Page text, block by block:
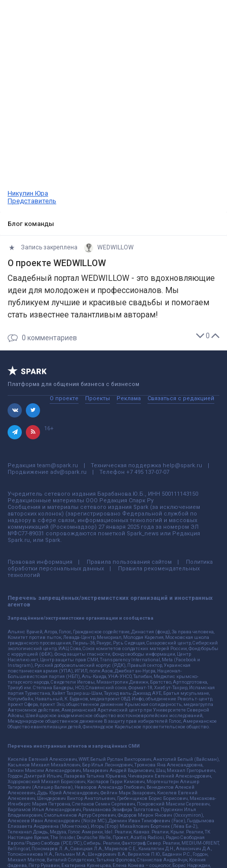
Никулин Юра
Представитель
Блог команды
Запись закреплена WEDWILLOW
О проекте WEDWILLOW
Свадебный портал WEDWILLOW - это вдохновляющие
идеи для молодожен и профессионалов. Мы
публикуем лучшие и красивые свадьбы и помогаем
стать известнее талантливым авторам!
0
0 комментариев
Платформа для общения бизнеса с бизнесом
О проекте Проекты Реклама Связаться с редакцией
16+
Редакция team@spark.ru Техническая поддержка help@spark.ru
Продвижение adv@spark.ru Телефон +7 495 137-07-07
Учредитель сетевого издания Барабанова.Ю.Б., ИНН 500111143150
Редакционные материалы ООО Редакция Спарк Ру
Сообщения и материалы сетевого издания Spark (за исключением
авторских колонок) (зарегистрировано Федеральной службой по
надзору в сфере связи, информационных технологий и массовых
коммуникаций (Роскомнадзор) 27 января 2025 года за номером ЭЛ
№ФС77-89031 сопровождаются пометкой Spark_news или Редакция
Spark.ru, или Spark.
Правовая информация Правила пользования сайтом
Политика
обработки персональных данных
Правила рекомендательных
технологий
Перечень запрещённых/экстремистских организаций и иностранных
агентов
Запрещённые/экстремистские организации и сообщества
Альянс Врачей, Агора, Голос, Гражданское содействие, Династия (фонд), За права человека,
Комитет против пыток, Левада-Центр, Мемориал, Молодая Карелия, Московская школа
гражданского просвещения, Пермь-36, Ракурс, Русь Сидящая, Сахаровский центр, Сибирский
экологический центр, ИАЦ Сова, Союз комитетов солдатских матерей России, Фонд борьбы
с коррупцией (ФБК), Фонд защиты гласности, Фонд свободы информации, Центр
Насилию.нет, Центр защиты прав СМИ, Transparency International, Meta (Facebook и
Instagram), Русский добровольческий корпус (РДК), Правый сектор, Украинская
повстанческая армия (УПА), ИГИЛ, полк Азов, Джебхат ан-Нусра, Национал-
Большевистская партия (НБП), Аль-Каида, УНА-УНСО, Талибан, Меджлис крымско-
татарского народа, Свидетели Иеговы, Мизантропик Дивижн, Братство, Артподготовка,
Тризуб им. Степана Бандеры, НСО, Славянский союз, Формат-18, Хизб ут-Тахрир, Исламская
партия Туркестана, Хайят Тахрир аш-Шам, Таухид валь-Джихад, АУЕ, Братья мусульмане,
Колумбайн, Навальный, К. Буданов, медиапроект ОВД-Инфо, объединение Револьт-центр,
проект Сфера, проект Эхо, общественное движение Крымская солидарность, медиагруппа
Автономное действие, Американский Арктический центр при Университете Северной
Айовы, Швейцарское академическое общество восточноевропейских исследований,
Международное общественное движение В защиту прав избирателей Голос, Американское
Общество евангелизации детей, Финляндское Карельское просветительское общество.
Перечень иностранных агентов и запрещённых СМИ
Киселёв Евгений Алекссевич, WWF, Белый Руслан Викторович, Анатолий Белый (Вайсман),
Касьянов Михаил Михайлович, Бер Илья Леонидович, Троянова Яна Александровна,
Галкин Максим Александрович, Макаревич Андрей Вадимович, Шац Михаил Григорьевич,
Гордон Дмитрий Ильич, Лазарева Татьяна Юрьевна, Чичваркин Евгений Александрович,
Ходорковский Михаил Борисович, Каспаров Гарри Кимович, Моргенштерн Алишер
Тагирович (Алишер Валеев), Невзоров Александр Глебович, Венедиктов Алексей
Алексеевич, Дудь Юрий Александрович, Фейгин Марк Захарович, Киселев Евгений
Алексеевич, Шендерович Виктор Анатольевич, Гребенщиков Борис Борисович, Максакова-
Игенбергс Мария Петровна, Слепаков Семен Сергеевич, Покровский Максим Сергеевич,
Варламов Илья Александрович, Рамазанова Земфира Талгатовна, Прусикин Илья
Владимирович, Смольянинов Артур Сергеевич, Федоров Мирон Янович (Oxxxymiron),
Алексеев Иван Александрович (Noize MC), Дремин Иван Тимофеевич (Face), Гырдымова
Елизавета Андреевна (Монеточка), Игорь(Егор) Михайлович Бортник (Лёва Би-2),
Телеканал Дождь, Медуза, Голос Америки, Idel. Реалии, Кавказ. Реалии, Крым. Реалии, ТК
Настоящее Время, The Insider, Deutsche Welle, Проект, Azatliq Radiosi, Радио Свободная
Европа/Радио Свобода (PCE/PC), Сибирь. Реалии, Фактограф, Север. Реалии, MEDIUM-ORIENT,
Bellingcat, Пономарев Л. А., Савицкая Л.А., Маркелов С.Е., Камалягин Д.Н., Апахончич Д.А.,
Толоконникова Н.А., Гельман М.А., Шендерович В.А., Верзилов П.Ю., Баданин Р.С., Гордон,
Михаил Маглов, Виталий Солдатских, Татьяна Фролова, Станислав Андрейчук, Ксения
Фадеева, Пётр Рузавин, Екатерина Кузнецова, Елена Конева – социолог, Борис Надеждин,